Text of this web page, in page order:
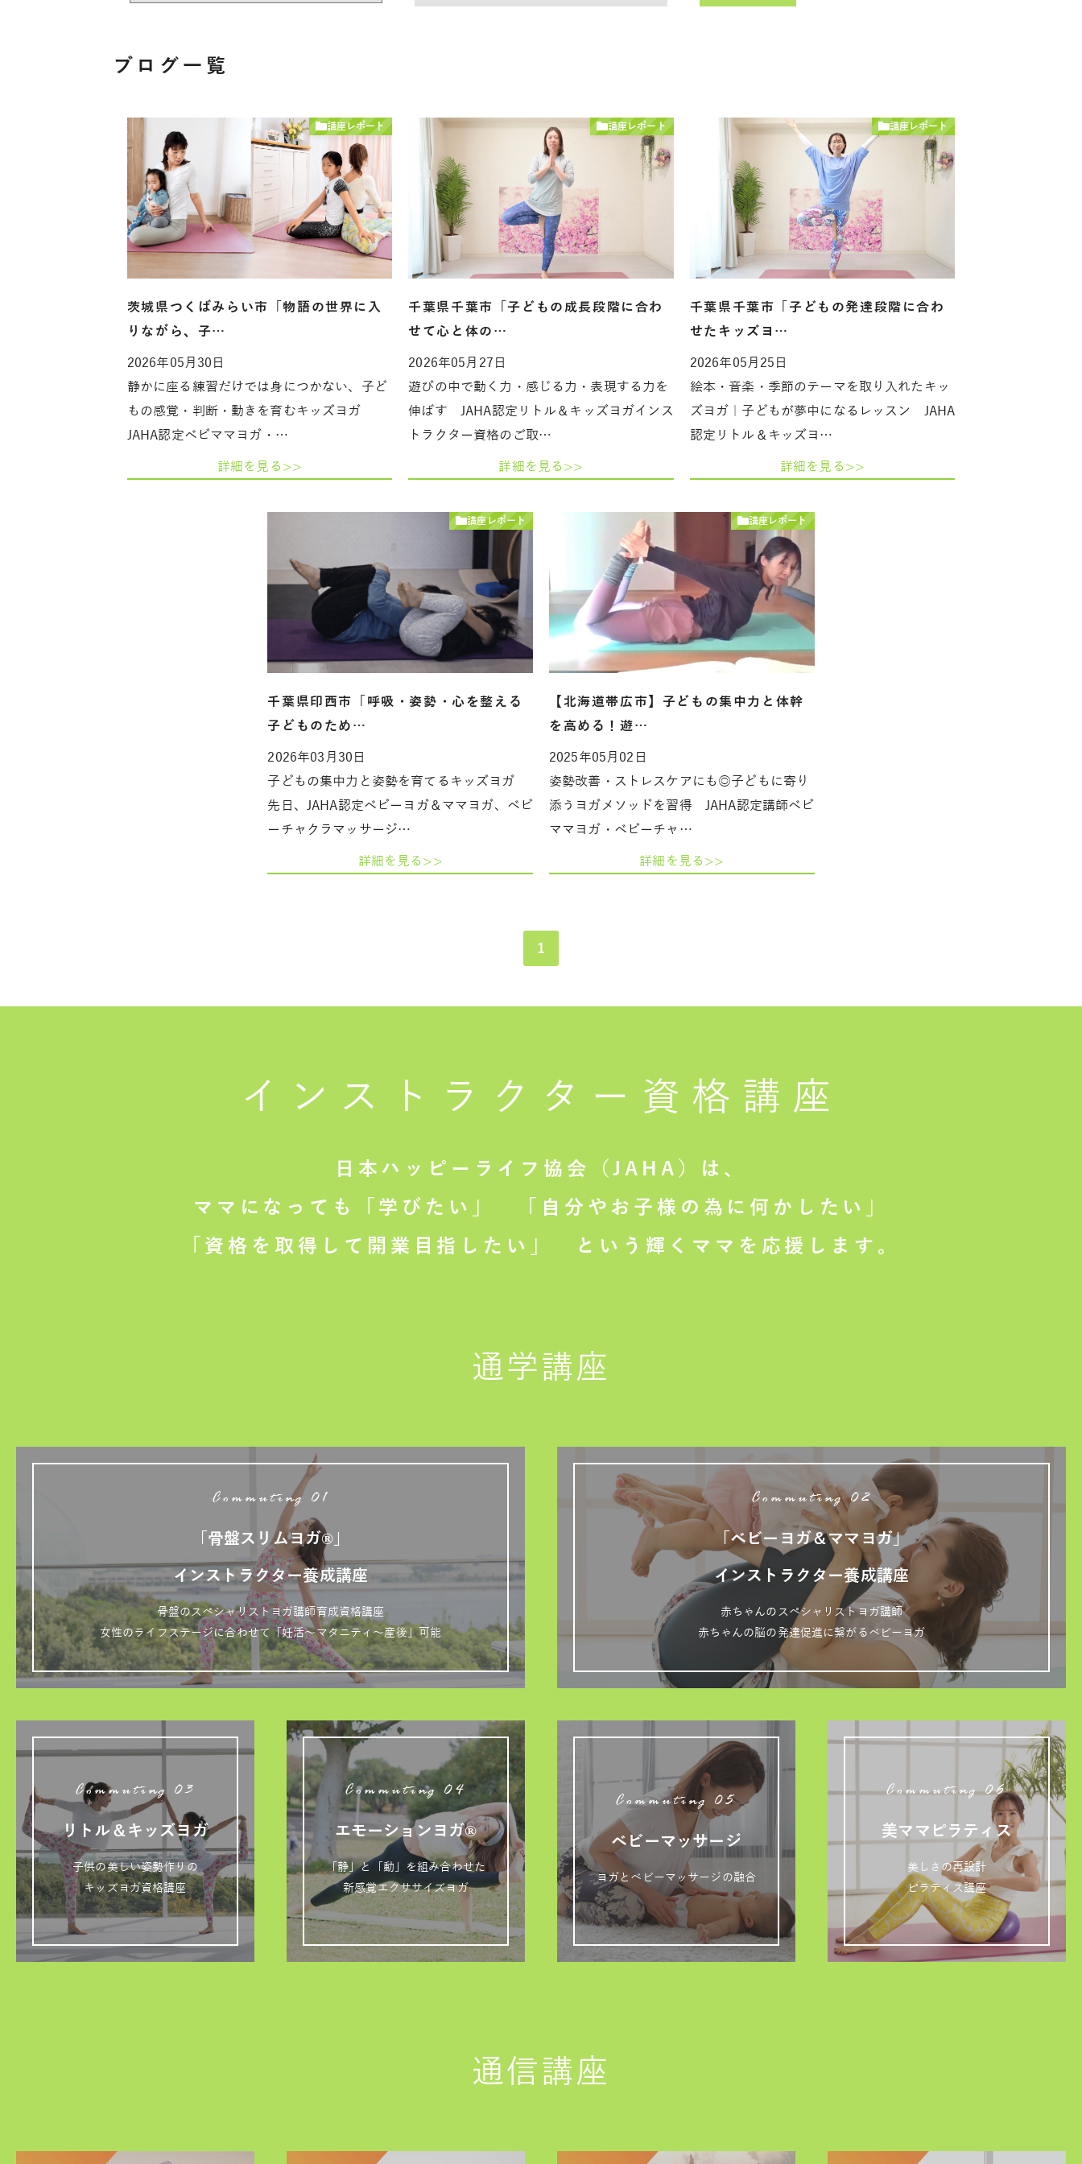
ブログ一覧
講座レポート
茨城県つくばみらい市「物語の世界に入
りながら、子…
2026年05月30日
静かに座る練習だけでは身につかない、子ど
もの感覚・判断・動きを育むキッズヨガ
JAHA認定ベビママヨガ・…
詳細を見る>>
講座レポート
千葉県千葉市「子どもの成長段階に合わ
せて心と体の…
2026年05月27日
遊びの中で動く力・感じる力・表現する力を
伸ばす JAHA認定リトル＆キッズヨガインス
トラクター資格のご取…
詳細を見る>>
講座レポート
千葉県千葉市「子どもの発達段階に合わ
せたキッズヨ…
2026年05月25日
絵本・音楽・季節のテーマを取り入れたキッ
ズヨガ｜子どもが夢中になるレッスン JAHA
認定リトル＆キッズヨ…
詳細を見る>>
講座レポート
千葉県印西市「呼吸・姿勢・心を整える
子どものため…
2026年03月30日
子どもの集中力と姿勢を育てるキッズヨガ
先日、JAHA認定ベビーヨガ＆ママヨガ、ベビ
ーチャクラマッサージ…
詳細を見る>>
講座レポート
【北海道帯広市】子どもの集中力と体幹
を高める！遊…
2025年05月02日
姿勢改善・ストレスケアにも◎子どもに寄り
添うヨガメソッドを習得 JAHA認定講師ベビ
ママヨガ・ベビーチャ…
詳細を見る>>
1
インストラクター 資格講座
日本ハッピーライフ協会（JAHA）は、
ママになっても「学びたい」
「自分やお子様の為に何かしたい」
「資格を取得して開業目指したい」
という輝くママを応援します。
通学講座
Commuting 01
「骨盤スリムヨガ®」
インストラクター養成講座
骨盤のスペシャリストヨガ講師育成資格講座
女性のライフステージに合わせて「妊活～マタニティ～産後」可能
Commuting 02
「ベビーヨガ＆ママヨガ」
インストラクター養成講座
赤ちゃんのスペシャリストヨガ講師
赤ちゃんの脳の発達促進に繋がるベビーヨガ
Commuting 03
リトル＆キッズヨガ
子供の美しい姿勢作りの
キッズヨガ資格講座
Commuting 04
エモーションヨガ®
「静」と「動」を組み合わせた
新感覚エクササイズヨガ
Commuting 05
ベビーマッサージ
ヨガとベビーマッサージの融合
Commuting 06
美ママピラティス
美しさの再設計
ピラティス講座
通信講座